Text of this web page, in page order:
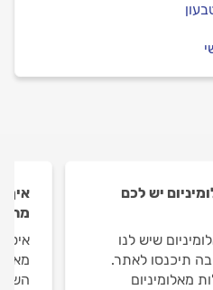
יש לכם
שיש לנו
תיכנסו לאתר.
מאלומיניום
איך